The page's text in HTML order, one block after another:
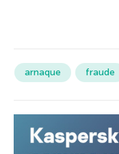
arnaque fraude